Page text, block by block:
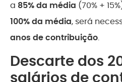
a 85% da média (70% +
100% da média, será
anos de contribuição.
Descarte dos
salários de